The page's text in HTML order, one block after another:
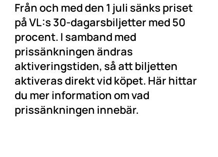
Från och med den 1 juli sänks priset
på VL:s 30-dagarsbiljetter med 50
procent. I samband med
prissänkningen ändras
aktiveringstiden, så att biljetten
aktiveras direkt vid köpet. Här hittar
du mer information om vad
prissänkningen innebär.